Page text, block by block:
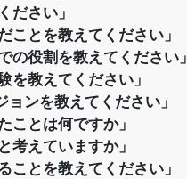
ださい」
ことを教えてください」
の役割を教えてください」
を教えてください」
ョンを教えてください」
ことは何ですか」
考えていますか」
ことを教えてください」